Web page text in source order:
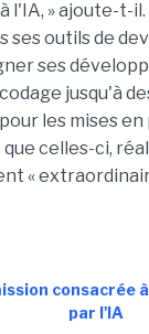
l'IA, » ajoute-t-il.
ses outils de
ses
jusqu'à
les mises
celles-ci,
«
consacrée
par l'IA